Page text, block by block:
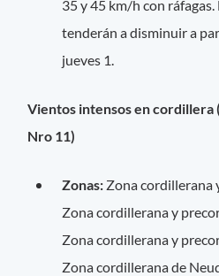
35 y 45 km/h con
tenderán a disminuir a
jueves 1.
Vientos intensos en
Nro 11)
Zonas: Zona cordillerana
Zona cordillerana y
Zona cordillerana y
Zona cordillerana de